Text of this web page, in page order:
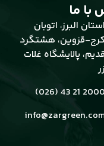
با ما
استان البرز، اتوبان
کرج-قزوین، هشتگرد
قدیم، پالایشگاه غلات
زر
2000 21 43 (026)